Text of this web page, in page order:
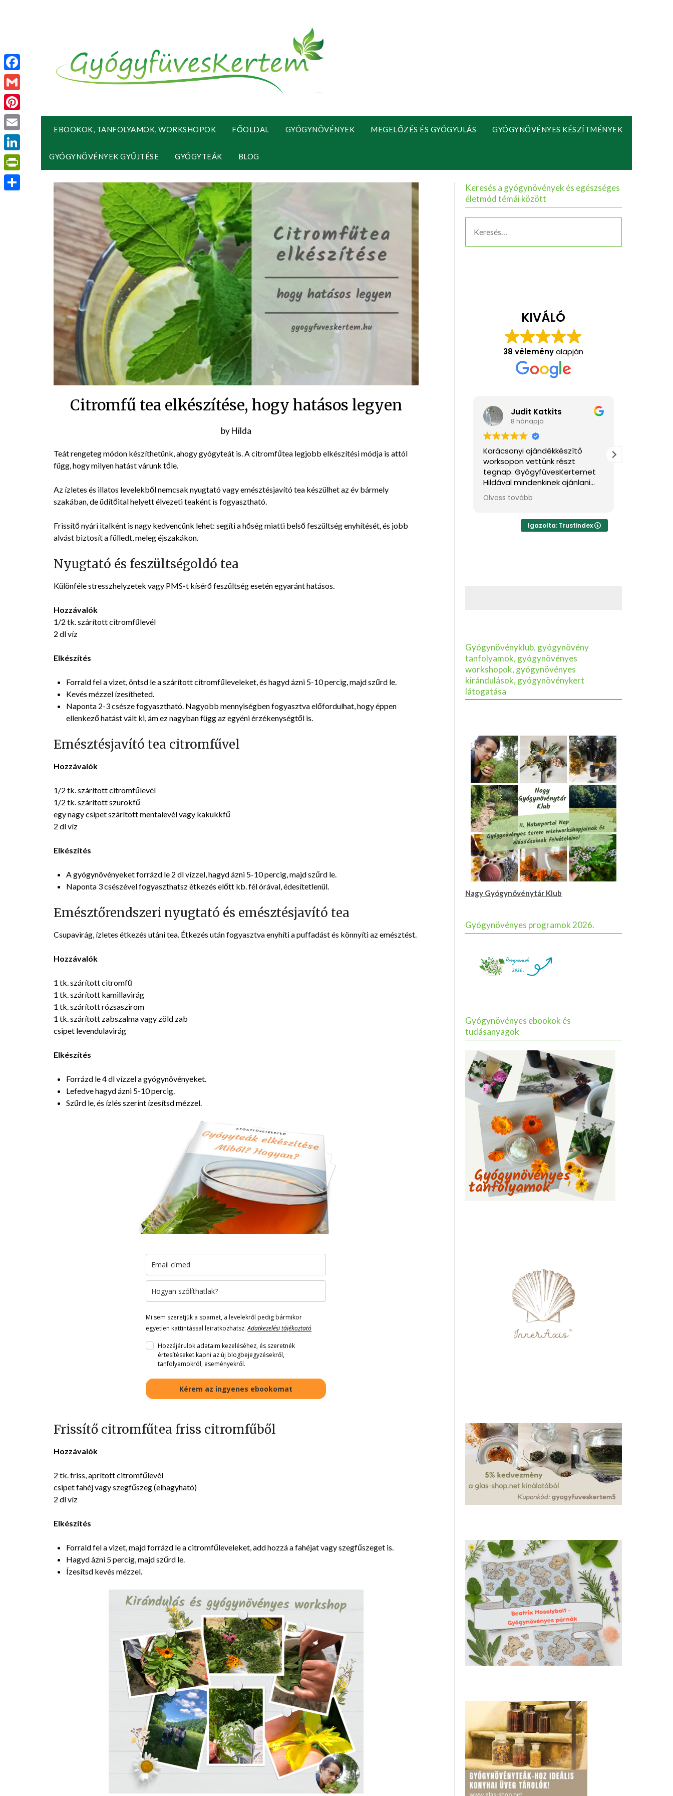
EBOOKOK, TANFOLYAMOK, WORKSHOPOK FŐOLDAL GYÓGYNÖVÉNYEK MEGELŐZÉS ÉS GYÓGYULÁS GYÓGYNÖVÉNYES KÉSZÍTMÉNYEK
GYÓGYNÖVÉNYEK GYŰJTÉSE GYÓGYTEÁK BLOG
Citromfű tea elkészítése, hogy hatásos legyen
Posted
2022-
byHilda
Teát rengeteg módon készíthetünk, ahogy gyógyteát is. A citromfűtea legjobb elkészítési módja is attól
függ, hogy milyen hatást várunk tőle.
Az ízletes és illatos levelekből nemcsak nyugtató vagy emésztésjavító tea készülhet az év bármely
szakában, de üdítőital helyett élvezeti teaként is fogyasztható.
Frissítő nyári italként is nagy kedvencünk lehet: segíti a hőség miatti belső feszültség enyhítését, és jobb
alvást biztosít a fülledt, meleg éjszakákon.
Nyugtató és feszültségoldó tea
Különféle stresszhelyzetek vagy PMS-t kísérő feszültség esetén egyaránt hatásos.
Hozzávalók
1/2 tk. szárított citromfűlevél
2 dl víz
Elkészítés
Forrald fel a vizet, öntsd le a szárított citromfűleveleket, és hagyd ázni 5-10 percig, majd szűrd le.
Kevés mézzel ízesítheted.
Naponta 2-3 csésze fogyasztható. Nagyobb mennyiségben fogyasztva előfordulhat, hogy éppen
ellenkező hatást vált ki, ám ez nagyban függ az egyéni érzékenységtől is.
Emésztésjavító tea citromfűvel
Hozzávalók
1/2 tk. szárított citromfűlevél
1/2 tk. szárított szurokfű
egy nagy csipet szárított mentalevél vagy kakukkfű
2 dl víz
Elkészítés
A gyógynövényeket forrázd le 2 dl vízzel, hagyd ázni 5-10 percig, majd szűrd le.
Naponta 3 csészével fogyaszthatsz étkezés előtt kb. fél órával, édesítetlenül.
Emésztőrendszeri nyugtató és emésztésjavító tea
Csupavirág, ízletes étkezés utáni tea. Étkezés után fogyasztva enyhíti a puffadást és könnyíti az emésztést.
Hozzávalók
1 tk. szárított citromfű
1 tk. szárított kamillavirág
1 tk. szárított rózsaszirom
1 tk. szárított zabszalma vagy zöld zab
csipet levendulavirág
Elkészítés
Forrázd le 4 dl vízzel a gyógynövényeket.
Lefedve hagyd ázni 5-10 percig.
Szűrd le, és ízlés szerint ízesítsd mézzel.
Mi sem szeretjük a spamet, a levelekről pedig bármikor
egyetlen kattintással leiratkozhatsz.Adatkezelési tájékoztató
Hozzájárulok adataim kezeléséhez, és szeretnék
értesítéseket kapni az új blogbejegyzésekről,
tanfolyamokról, eseményekről.
Kérem az ingyenes ebookomat
Frissítő citromfűtea friss citromfűből
Hozzávalók
2 tk. friss, aprított citromfűlevél
csipet fahéj vagy szegfűszeg (elhagyható)
2 dl víz
Elkészítés
Forrald fel a vizet, majd forrázd le a citromfűleveleket, add hozzá a fahéjat vagy szegfűszeget is.
Hagyd ázni 5 percig, majd szűrd le.
Ízesítsd kevés mézzel.
Keresés a gyógynövények és egészséges
életmód témái között
KIVÁLÓ
38 véleményalapján
Judit Katkits
8 hónapja
Karácsonyi ajándékkészítő
worksopon vettünk részt
tegnap. GyógyfüvesKertemet
Hildával mindenkinek ajánlani
tudom, ha feltöltődésre,
egyben tudásra vágyik kellemes
több csillagot adni, akkor azt
Olvass tovább
Nagyon jól
Sok hasznos
Igazolta: Trustindex
Gyógynövényklub, gyógynövény
tanfolyamok, gyógynövényes
workshopok, gyógynövényes
kirándulások, gyógynövénykert
látogatása
Nagy Gyógynövénytár Klub
Gyógynövényes programok 2026.
Gyógynövényes ebookok és
tudásanyagok
Facebook
Gmail
Pinterest
Email
LinkedIn
PrintFriendly